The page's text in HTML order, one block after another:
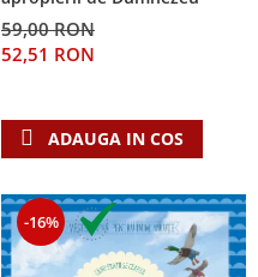
59,00 RON
52,51 RON
ADAUGA IN COS
-16%